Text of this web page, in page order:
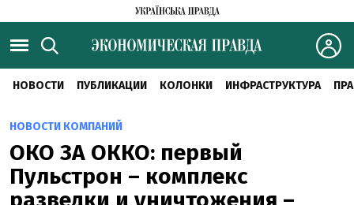
НОВОСТИ ПУБЛИКАЦИИ КОЛОНКИ ИНФРАСТРУКТУРА
НОВОСТИ КОМПАНИЙ
ОКО ЗА ОККО: первый
Пульстрон – комплекс